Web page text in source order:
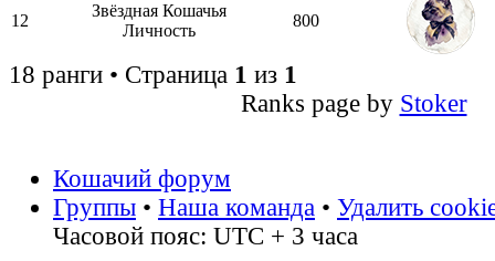
12
Звёздная Кошачья
Личность
800
18 ранги • Страница 1 из 1
Ranks page by Stoker
Кошачий форум
Группы • Наша команда • Удалить
Часовой пояс: UTC + 3 часа